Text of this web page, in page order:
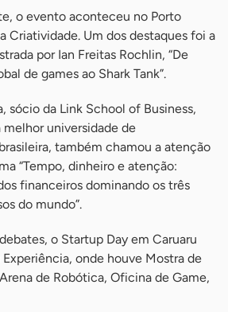
o evento aconteceu no Porto
Criatividade. Um dos destaques foi a
por Ian Freitas Rochlin, “De
de games ao Shark Tank”.
sócio da Link School of Business,
universidade de
também chamou a atenção
“Tempo, dinheiro e atenção:
financeiros dominando os três
do mundo”.
o Startup Day em Caruaru
onde houve Mostra de
de Robótica, Oficina de Game,